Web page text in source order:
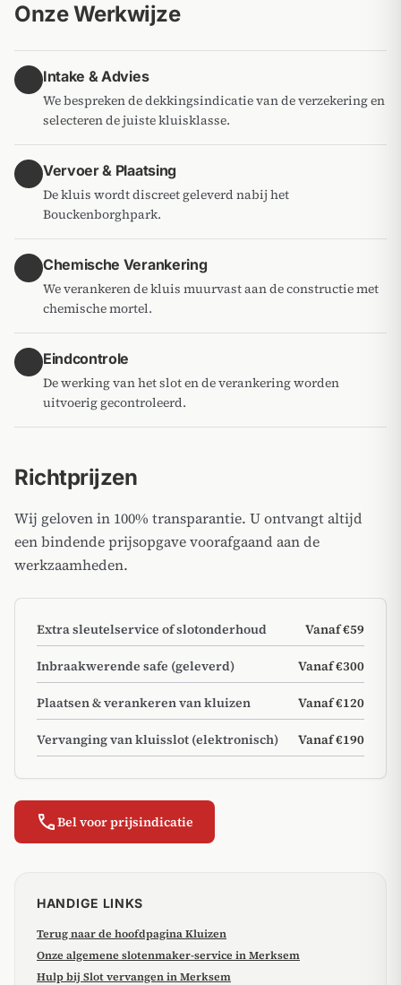
Onze Werkwijze
Intake & Advies
We bespreken de dekkingsindicatie van de verzekering en
selecteren de juiste kluisklasse.
Vervoer & Plaatsing
De kluis wordt discreet geleverd nabij het
Bouckenborghpark.
Chemische Verankering
We verankeren de kluis muurvast aan de constructie met
chemische mortel.
Eindcontrole
De werking van het slot en de verankering worden
uitvoerig gecontroleerd.
Richtprijzen
Wij geloven in 100% transparantie. U ontvangt altijd
een bindende prijsopgave voorafgaand aan de
werkzaamheden.
Extra sleutelservice of slotonderhoud Vanaf €59
Inbraakwerende safe (geleverd) Vanaf €300
Plaatsen & verankeren van kluizen Vanaf €120
Vervanging van kluisslot (elektronisch) Vanaf €190
callBel voor prijsindicatie
HANDIGE LINKS
Terug naar de hoofdpagina Kluizen
Onze algemene slotenmaker-service in Merksem
Hulp bij Slot vervangen in Merksem